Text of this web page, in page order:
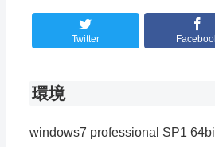
Twitter
環境
windows7 professional SP1